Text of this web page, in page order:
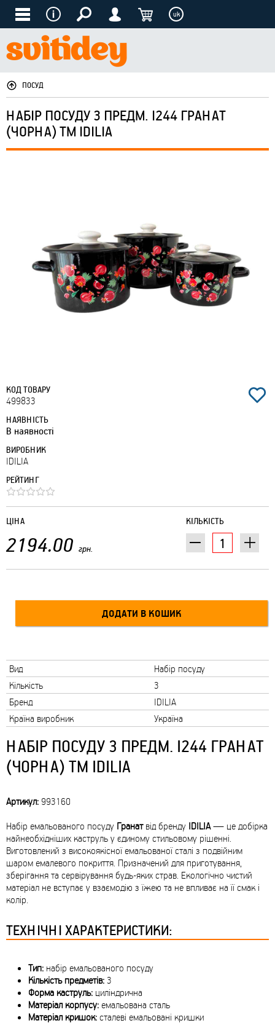
uk
ПОСУД
НАБІР ПОСУДУ 3 ПРЕДМ. I244 ГРАНАТ
(ЧОРНА) ТМ IDILIA
КОД ТОВАРУ
499833
НАЯВНІСТЬ
В наявності
ВИРОБНИК
IDILIA
РЕЙТИНГ
КІЛЬКІСТЬ
ЦІНА
2194.00 грн.
Вид
Набір посуду
Кількість
3
Бренд
IDILIA
Країна виробник
Україна
НАБІР ПОСУДУ 3 ПРЕДМ. I244 ГРАНАТ
(ЧОРНА) ТМ IDILIA
Артикул: 993160
Набір емальованого посуду Гранатвід бренду IDILIA— це добірка
найнеобхідніших каструль у єдиному стильовому рішенні.
Виготовлений з високоякісної емальованої сталі з подвійним
шаром емалевого покриття. Призначений для приготування,
зберігання та сервірування будь-яких страв. Екологічно чистий
матеріал не вступає у взаємодію з їжею та не впливає на її смак і
колір.
ТЕХНІЧНІ ХАРАКТЕРИСТИКИ:
Тип: набір емальованого посуду
Кількість предметів: 3
Форма каструль: циліндрична
Матеріал корпусу: емальована сталь
Матеріал кришок: сталеві емальовані кришки